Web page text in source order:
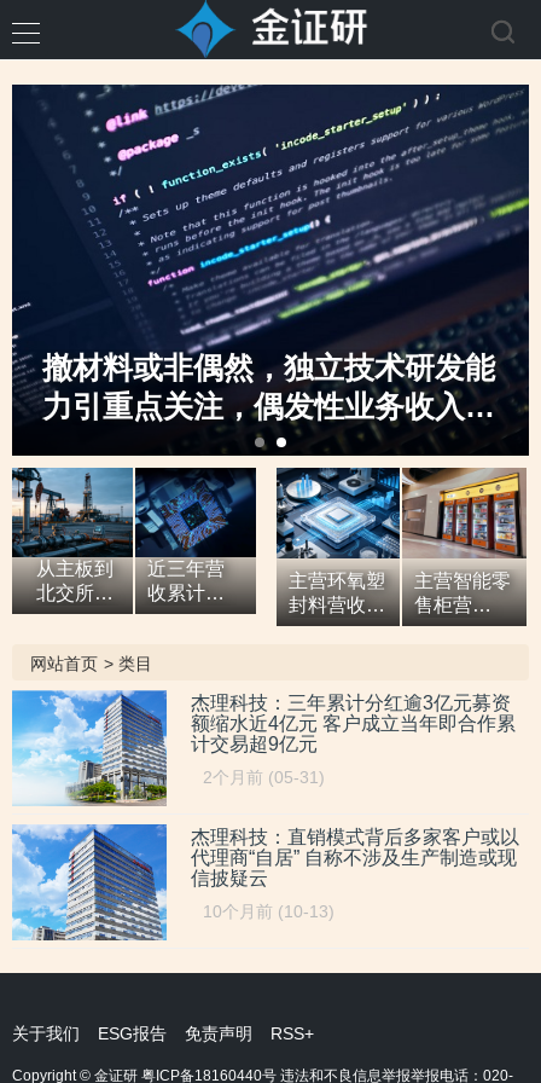
撤材料或非偶然，独立技术研发能
力引重点关注，偶发性业务收入骤
升，创业板定位之监管“不动摇”
从主板到
北交所，7
亿元营收
服务商两
次撤单，
募投项目
必要性与
核心技术
竞争力
遭“拷问”
近三年营
收累计超9
亿元，拓
场背后外
销收入合
计六百余
万元，辅
导期间参
与高校牵
头的重点
研发项
目，大客
户股东或
与该高校
人员“同名”
主营环氧塑
封料营收逐
年增高，应
同行，辅导
期内或向关
联方“突
击”置出资
主营智能零
售柜营
收“两连
低，自称AI
驱动零售企
网站首页 > 类目
杰理科技：三年累计分红逾3亿元募资
额缩水近4亿元 客户成立当年即合作累
计交易超9亿元
2个月前 (05-31)
杰理科技：直销模式背后多家客户或以
代理商“自居” 自称不涉及生产制造或现
信披疑云
10个月前 (10-13)
关于我们 ESG报告 免责声明 RSS+
Copyright © 金证研 粤ICP备18160440号 违法和不良信息举报举报电话：020-